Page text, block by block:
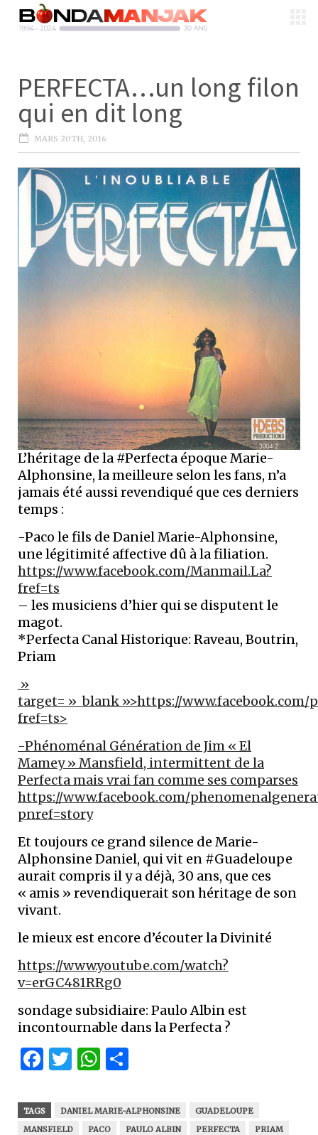
PERFECTA…un long filon
qui en dit long
MARS 20TH, 2016
L’héritage de la #Perfecta époque Marie-
Alphonsine, la meilleure selon les fans, n’a
jamais été aussi revendiqué que ces derniers
temps :
-Paco le fils de Daniel Marie-Alphonsine,
une légitimité affective dû à la filiation.
https://www.facebook.com/Manmail.La?
fref=ts
– les musiciens d’hier qui se disputent le
magot.
*Perfecta Canal Historique: Raveau, Boutrin,
Priam
»
target= »_blank »>https://www.facebook.com/
fref=ts>
-Phénoménal Génération de Jim « El
Mamey » Mansfield, intermittent de la
Perfecta mais vrai fan comme ses comparses
https://www.facebook.com/
pnref=story
Et toujours ce grand silence de Marie-
Alphonsine Daniel, qui vit en #Guadeloupe
aurait compris il y a déjà, 30 ans, que ces
« amis » revendiquerait son héritage de son
vivant.
le mieux est encore d’écouter la Divinité
https://www.youtube.com/watch?
v=erGC481RRg0
sondage subsidiaire: Paulo Albin est
incontournable dans la Perfecta ?
Facebook
Twitter
WhatsApp
TAGS DANIEL MARIE-ALPHONSINE
GUADELOUPE
MANSFIELD
PACO PAULO ALBIN PERFECTA
PRIAM